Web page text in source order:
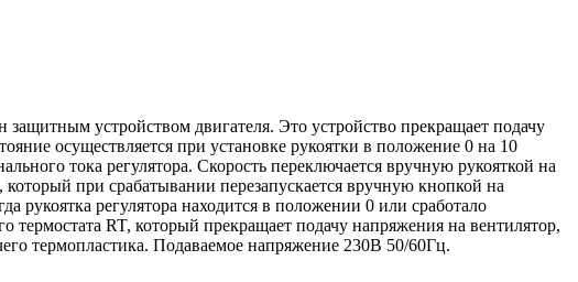
устройством двигателя. Это устройство прекращает подачу
осуществляется при установке рукоятки в положение 0 на 10
тока регулятора. Скорость переключается вручную рукояткой на
который при срабатывании перезапускается вручную кнопкой на
рукоятка регулятора находится в положении 0 или сработало
термостата RT, который прекращает подачу напряжения на вентилятор,
термопластика. Подаваемое напряжение 230В 50/60Гц.